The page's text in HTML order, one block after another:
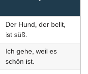
Der Hund, der bellt,
ist süß.
Ich gehe, weil es
schön ist.